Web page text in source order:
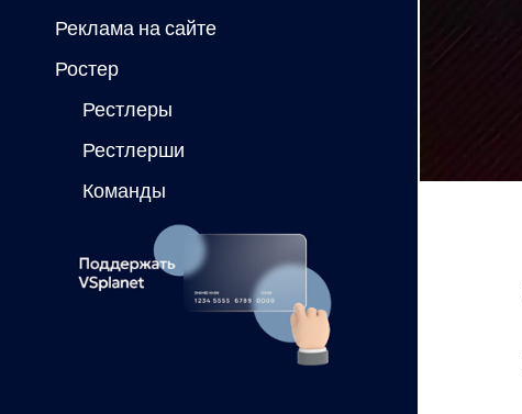
Реклама на сайте
Ростер
Рестлеры
Рестлерши
Команды